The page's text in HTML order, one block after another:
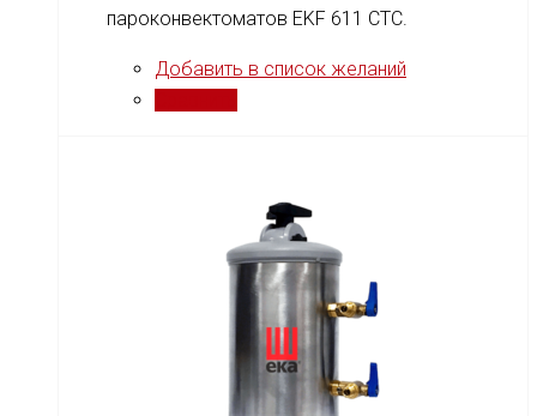
пароконвектоматов EKF 611 CTC.
Добавить в список желаний